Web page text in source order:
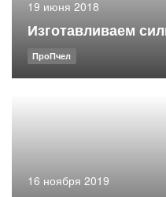
19 июня 2018
Изготавливаем
ПроПчел
16 ноября 2019